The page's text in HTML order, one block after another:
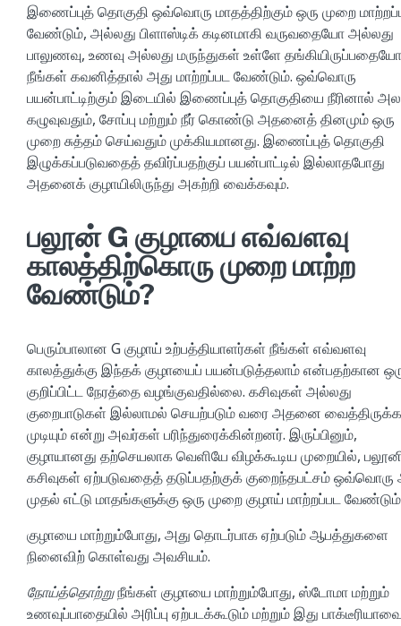
இணைப்புத் தொகுதி ஒவ்வொரு மாதத்திற்கும் ஒரு முறை
வேண்டும், அல்லது பிளாஸ்டிக் கடினமாகி வருவதையோ அல்லது
பாலுணவு, உணவு அல்லது மருந்துகள் உள்ளே தங்கியிருப்பதையோ
நீங்கள் கவனித்தால் அது மாற்றப்பட வேண்டும். ஒவ்வொரு
பயன்பாட்டிற்கும் இடையில் இணைப்புத் தொகுதியை நீரினால்
கழுவுவதும், சோப்பு மற்றும் நீர் கொண்டு அதனைத் தினமும் ஒரு
முறை சுத்தம் செய்வதும் முக்கியமானது. இணைப்புத் தொகுதி
இழுக்கப்படுவதைத் தவிர்ப்பதற்குப் பயன்பாட்டில் இல்லாதபோது
அதனைக் குழாயிலிருந்து அகற்றி வைக்கவும்.
பலூன் G குழாயை எவ்வளவு
காலத்திற்கொரு முறை மாற்ற
வேண்டும்?
பெரும்பாலான G குழாய் உற்பத்தியாளர்கள் நீங்கள் எவ்வளவு
காலத்துக்கு இந்தக் குழாயைப் பயன்படுத்தலாம் என்பதற்கான
குறிப்பிட்ட நேரத்தை வழங்குவதில்லை. கசிவுகள் அல்லது
குறைபாடுகள் இல்லாமல் செயற்படும் வரை அதனை வைத்திருக்க
முடியும் என்று அவர்கள் பரிந்துரைக்கின்றனர். இருப்பினும்,
குழாயானது தற்செயலாக வெளியே விழக்கூடிய முறையில்,
கசிவுகள் ஏற்படுவதைத் தடுப்பதற்குக் குறைந்தபட்சம் ஒவ்வொரு
முதல் எட்டு மாதங்களுக்கு ஒரு முறை குழாய் மாற்றப்பட
குழாயை மாற்றும்போது, அது தொடர்பாக ஏற்படும் ஆபத்துகளை
நினைவிற் கொள்வது அவசியம்.
நோய்த்தொற்றுநீங்கள் குழாயை மாற்றும்போது, ஸ்டோமா மற்றும்
உணவுப்பாதையில் அரிப்பு ஏற்படக்கூடும் மற்றும் இது